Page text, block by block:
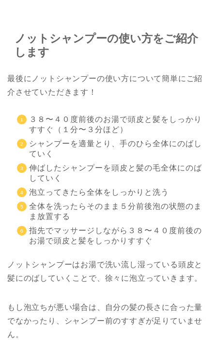
ノットシャンプーの使い方をご紹介
します
最後にノットシャンプーの使い方について簡単にご紹
介させていただきます！
３８〜４０度前後のお湯で頭皮と髪をしっかり
すすぐ（１分〜３分ほど）
シャンプーを適量とり、手のひら全体にのばし
ていく
伸ばしたシャンプーを頭皮と髪の毛全体にのば
していく
泡立ってきたら全体をしっかりと洗う
全体を洗ったらそのまま５分前後泡の状態のま
ま放置する
指先でマッサージしながら３８〜４０度前後の
お湯で頭皮と髪をしっかりすすぐ
ノットシャンプーはお湯で洗い流し湿っている頭皮と
髪にのばしていくことで、徐々に泡立っていきます。
もし泡立ちが悪い場合は、自分の髪の長さに合った量
でなかったり、シャンプー前のすすぎが足りていませ
ん。